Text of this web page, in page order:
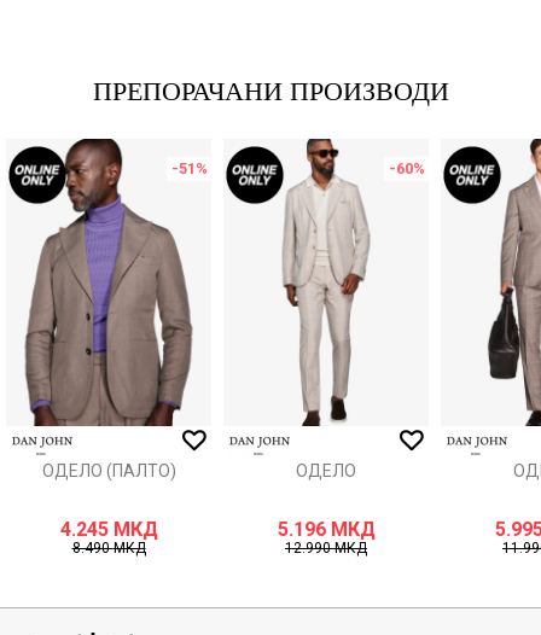
ИСПРАТИ
ПРЕПОРАЧАНИ ПРОИЗВОДИ
-51 %
ОДЕЛО (ПАЛТО)
4.245 МКД
8.490МКД
-60%
ОДЕЛО
5.196 МКД
12.990МКД